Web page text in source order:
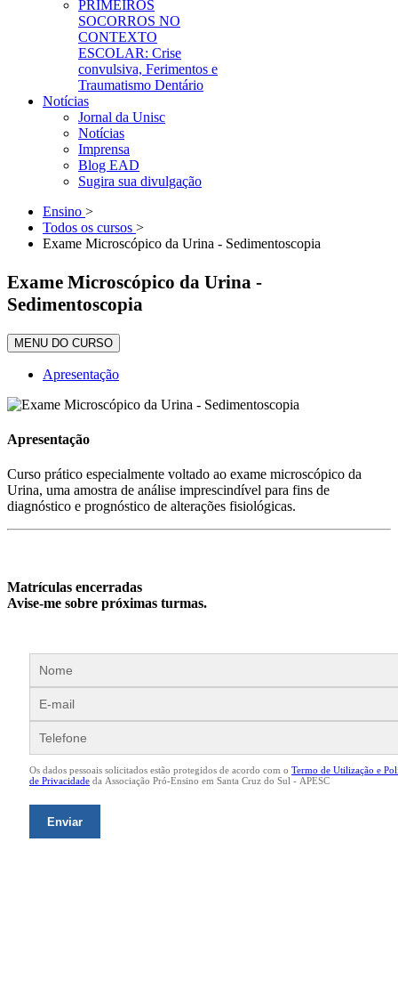
PRIMEIROS
SOCORROS NO
CONTEXTO
ESCOLAR: Crise
convulsiva, Ferimentos e
Traumatismo Dentário
Notícias
Jornal da Unisc
Notícias
Imprensa
Blog EAD
Sugira sua divulgação
Ensino >
Todos os cursos >
Exame Microscópico da Urina - Sedimentoscopia
Exame Microscópico da Urina -
Sedimentoscopia
MENU DO CURSO
Apresentação
Apresentação
Curso prático especialmente voltado ao exame microscópico da
Urina, uma amostra de análise imprescindível para fins de
diagnóstico e prognóstico de alterações fisiológicas.
Matrículas encerradas
Avise-me sobre próximas turmas.